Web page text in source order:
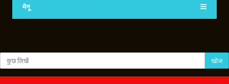
मेनू
खोज